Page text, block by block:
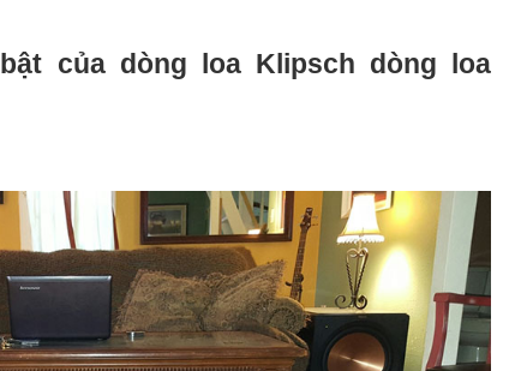
của dòng loa Klipsch dòng loa